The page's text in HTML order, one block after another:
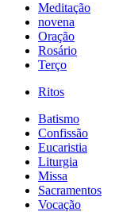
Meditação
novena
Oração
Rosário
Terço
Ritos
Batismo
Confissão
Eucaristia
Liturgia
Missa
Sacramentos
Vocação